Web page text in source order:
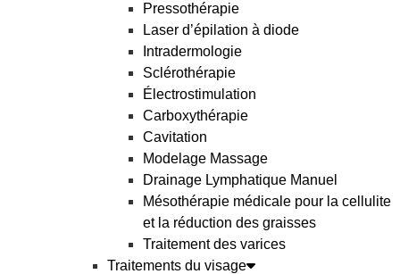
Pressothérapie
Laser d’épilation à diode
Intradermologie
Sclérothérapie
Électrostimulation
Carboxythérapie
Cavitation
Modelage Massage
Drainage Lymphatique Manuel
Mésothérapie médicale pour la cellulite
et la réduction des graisses
Traitement des varices
Traitements du visage